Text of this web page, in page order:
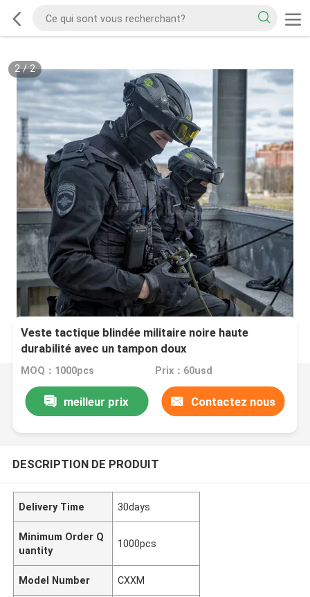
2/2
Veste tactique blindée militaire noire haute
durabilité avec un tampon doux
MOQ：1000pcs Prix：60usd
meilleur prix Contactez nous
DESCRIPTION DE PRODUIT
Delivery Time 30days
Minimum Order Q
uantity
1000pcs
Model Number CXXM